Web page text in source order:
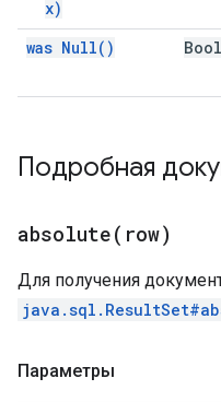
x)
was Null( )
Подробная
absolute( row)
Для получения
Параметры